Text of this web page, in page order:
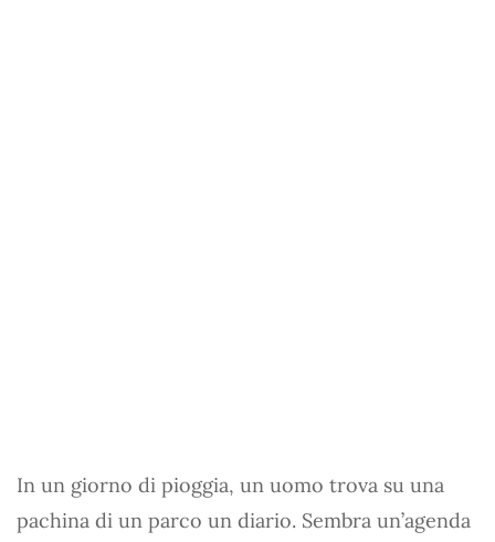
In un giorno di pioggia, un uomo trova su una
pachina di un parco un diario. Sembra un’agenda